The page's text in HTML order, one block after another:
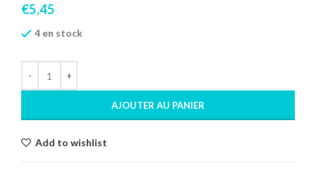
€5,45
4 en stock
AJOUTER AU PANIER
Add to wishlist